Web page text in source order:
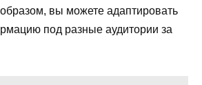
вы можете адаптировать
под разные аудитории за